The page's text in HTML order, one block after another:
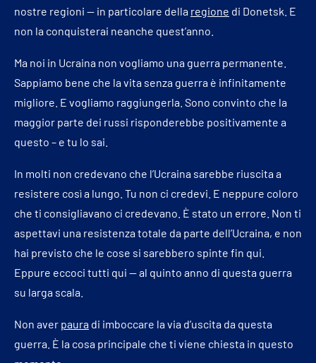
nostre regioni — in particolare della regione di Donetsk. E
non la conquisterai neanche quest’anno.
Ma noi in Ucraina non vogliamo una guerra permanente.
Sappiamo bene che la vita senza guerra è infinitamente
migliore. E vogliamo raggiungerla. Sono convinto che la
maggior parte dei russi risponderebbe positivamente a
questo – e tu lo sai.
In molti non credevano che l’Ucraina sarebbe riuscita a
resistere così a lungo. Tu non ci credevi. E neppure coloro
che ti consigliavano ci credevano. È stato un errore. Non ti
aspettavi una resistenza totale da parte dell’Ucraina, e non
hai previsto che le cose si sarebbero spinte fin qui.
Eppure eccoci tutti qui — al quinto anno di questa guerra
su larga scala.
Non aver paura di imboccare la via d’uscita da questa
guerra. È la cosa principale che ti viene chiesta in questo